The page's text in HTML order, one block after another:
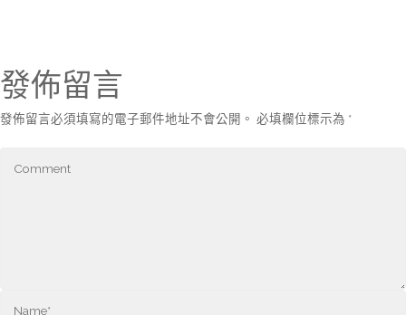
發佈留言
發佈留言必須填寫的電子郵件地址不會公開。 必填欄位標示為 *